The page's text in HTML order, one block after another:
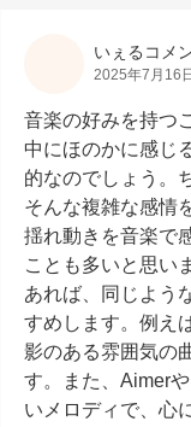
いぇるコメ
2025年7月16
音楽の好みを持つ
中にほのかに感じ
的なのでしょう。
そんな複雑な感情
揺れ動きを音楽で
ことも多いと思い
あれば、同じよう
すめします。例え
影のある雰囲気の
す。また、Aimer
いメロディで、心